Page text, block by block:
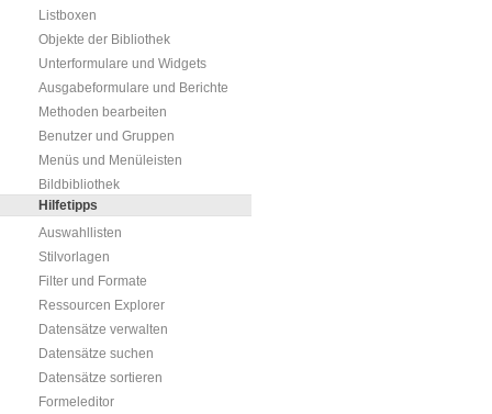
Listboxen
Objekte der Bibliothek
Unterformulare und Widgets
Ausgabeformulare und Berichte
Methoden bearbeiten
Benutzer und Gruppen
Menüs und Menüleisten
Bildbibliothek
Hilfetipps
Auswahllisten
Stilvorlagen
Filter und Formate
Ressourcen Explorer
Datensätze verwalten
Datensätze suchen
Datensätze sortieren
Formeleditor